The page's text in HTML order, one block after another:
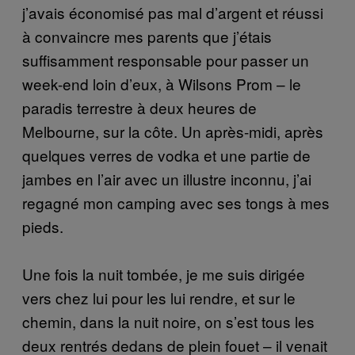
j’avais économisé pas mal d’argent et réussi
à convaincre mes parents que j’étais
suffisamment responsable pour passer un
week-end loin d’eux, à Wilsons Prom – le
paradis terrestre à deux heures de
Melbourne, sur la côte. Un après-midi, après
quelques verres de vodka et une partie de
jambes en l’air avec un illustre inconnu, j’ai
regagné mon camping avec ses tongs à mes
pieds.
Une fois la nuit tombée, je me suis dirigée
vers chez lui pour les lui rendre, et sur le
chemin, dans la nuit noire, on s’est tous les
deux rentrés dedans de plein fouet – il venait